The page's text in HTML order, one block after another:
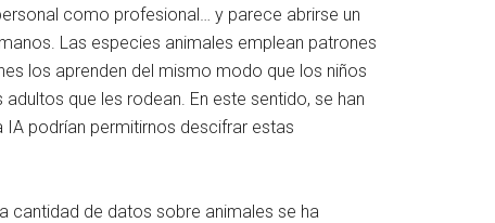
como profesional… y parece abrirse un
Las especies animales emplean patrones
los aprenden del mismo modo que los niños
que les rodean. En este sentido, se han
IA podrían permitirnos descifrar estas
cantidad de datos sobre animales se ha